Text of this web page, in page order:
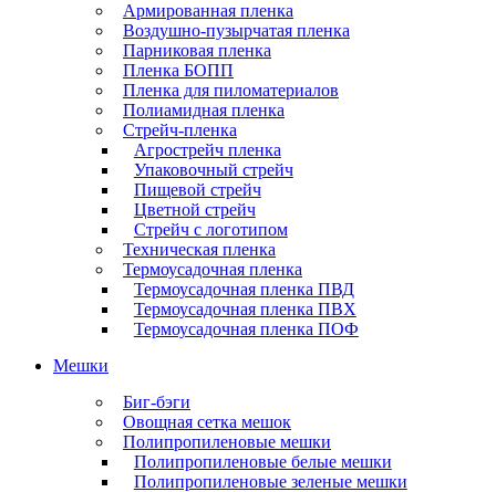
Армированная пленка
Воздушно-пузырчатая пленка
Парниковая пленка
Пленка БОПП
Пленка для пиломатериалов
Полиамидная пленка
Стрейч-пленка
Агрострейч пленка
Упаковочный стрейч
Пищевой стрейч
Цветной стрейч
Стрейч с логотипом
Техническая пленка
Термоусадочная пленка
Термоусадочная пленка ПВД
Термоусадочная пленка ПВХ
Термоусадочная пленка ПОФ
Мешки
Биг-бэги
Овощная сетка мешок
Полипропиленовые мешки
Полипропиленовые белые мешки
Полипропиленовые зеленые мешки